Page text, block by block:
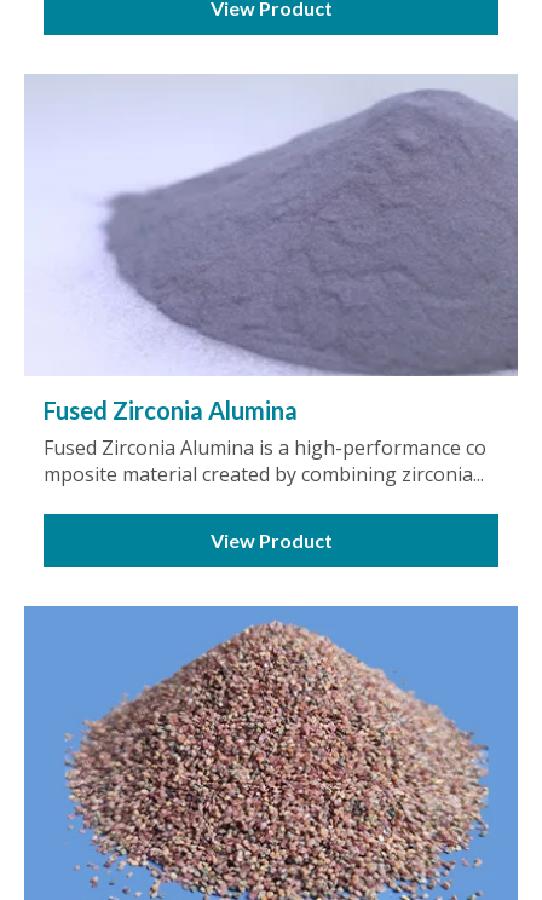
View Product
Fused Zirconia Alumina
Fused Zirconia Alumina is a high-performance co
mposite material created by combining zirconia...
View Product